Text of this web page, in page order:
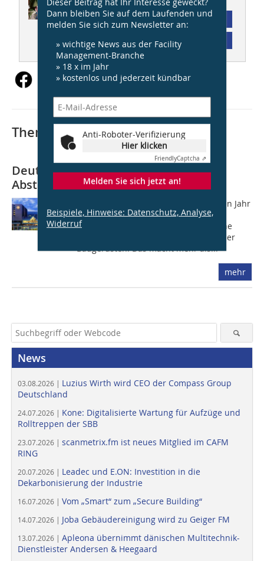
Abonnement
Inhaltsverzeichnis
Dann bleiben Sie auf dem Laufenden und
melden Sie sich zum Newsletter an:
» wichtige News aus der Facility
Management-Branche
» 18 x im Jahr
» kostenlos und jederzeit kündbar
Anti-Roboter-Verifizierung
Hier klicken
FriendlyCaptcha ⇗
Melden Sie sich jetzt an!
Beispiele, Hinweise: Datenschutz, Analyse,
Widerruf
Thematisch passende Artikel:
Deutscher Fachkongress für
Absturzsicherheit
Die BG BAU registriere im vergangenen Jahr
86 tödliche Unfälle auf Deutschlands
Baustellen. Die häufigste Todesursache
waren Abstürze, etwa von Dächern oder
Baugerüsten. Das macht mehr als...
mehr
News
03.08.2026 | Luzius Wirth wird CEO der Compass Group
Deutschland
24.07.2026 | Kone: Digitalisierte Wartung für Aufzüge und
Rolltreppen der SBB
23.07.2026 | scanmetrix.fm ist neues Mitglied im CAFM
RING
20.07.2026 | Leadec und E.ON: Investition in die
Dekarbonisierung der Industrie
16.07.2026 | Vom „Smart“ zum „Secure Building“
14.07.2026 | Joba Gebäudereinigung wird zu Geiger FM
13.07.2026 | Apleona übernimmt dänischen Multitechnik-
Dienstleister Andersen & Heegaard